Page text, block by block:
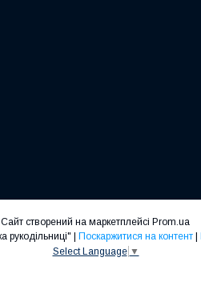
Сайт створений на маркетплейсі Prom.ua
Поскаржитися на контент
Select Language ▼